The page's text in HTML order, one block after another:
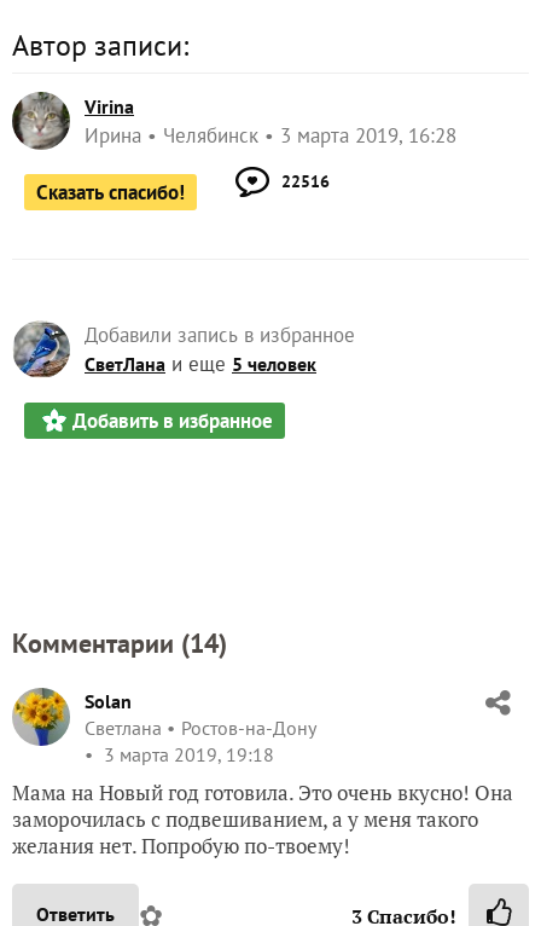
Автор записи:
Virina
Ирина Челябинск 3 марта 2019, 16:28
Сказать спасибо! 22516
Добавили запись в избранное
СветЛана и еще 5 человек
Добавить в избранное
Комментарии (14)
Solan
Светлана
Ростов-на-Дону
3 марта 2019, 19:18
Мама на Новый год готовила. Это очень вкусно! Она
заморочилась с подвешиванием, а у меня такого
желания нет. Попробую по-твоему!
Ответить ✿ 3Спасибо!